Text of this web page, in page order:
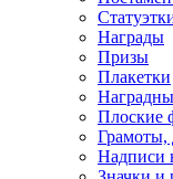
Награды
Призы
Плакетки
Плоские
Грамоты,
Надписи